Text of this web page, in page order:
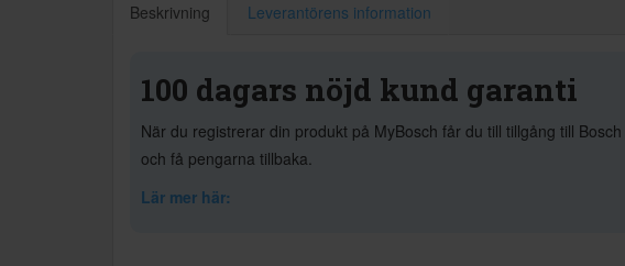
Beskrivning Leverantörens information
100 dagars nöjd kund garanti
När du registrerar din produkt på MyBosch får du till tillgång till
och få pengarna tillbaka.
Lär mer här: